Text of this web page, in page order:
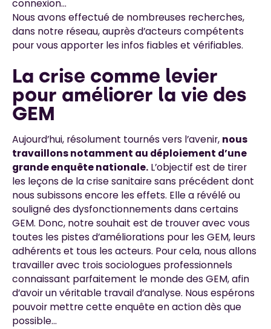
connexion…
Nous avons effectué de nombreuses recherches,
dans notre réseau, auprès d’acteurs compétents
pour vous apporter les infos fiables et vérifiables.
La crise comme levier
pour améliorer la vie des
GEM
Aujourd’hui, résolument tournés vers l’avenir, nous
travaillons notamment au déploiement d’une
grande enquête nationale.L’objectif est de tirer
les leçons de la crise sanitaire sans précédent dont
nous subissons encore les effets. Elle a révélé ou
souligné des dysfonctionnements dans certains
GEM. Donc, notre souhait est de trouver avec vous
toutes les pistes d’améliorations pour les GEM, leurs
adhérents et tous les acteurs. Pour cela, nous allons
travailler avec trois sociologues professionnels
connaissant parfaitement le monde des GEM, afin
d’avoir un véritable travail d’analyse. Nous espérons
pouvoir mettre cette enquête en action dès que
possible…